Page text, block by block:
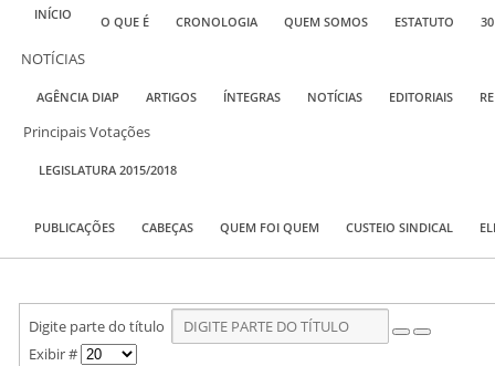
INÍCIO O QUE É CRONOLOGIA QUEM SOMOS ESTATUTO
NOTÍCIAS
AGÊNCIA DIAP ARTIGOS ÍNTEGRAS NOTÍCIAS EDITORIAIS
Principais Votações
LEGISLATURA 2015/2018
PUBLICAÇÕES CABEÇAS QUEM FOI QUEM CUSTEIO SINDICAL
Digite parte do título
Exibir #